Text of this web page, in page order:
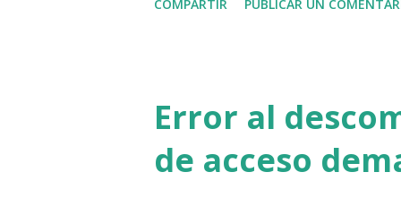
sus propios servicios. ¿Qué
organización? Insumos y
COMPARTIR PUBLICAR UN
Error al
de acceso